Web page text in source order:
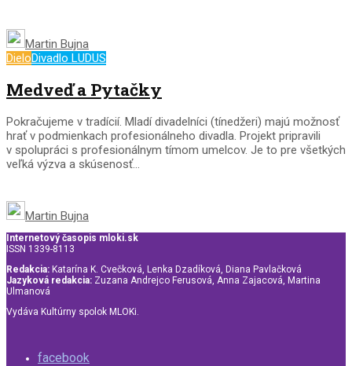
Martin Bujna
DieloDivadlo LUDUS
Medveď a Pytačky
Pokračujeme v tradícií. Mladí divadelníci (tínedžeri) majú možnosť
hrať v podmienkach profesionálneho divadla. Projekt pripravili
v spolupráci s profesionálnym tímom umelcov. Je to pre všetkých
veľká výzva a skúsenosť...
Martin Bujna
Internetový časopis mloki.sk
ISSN 1339-8113
Redakcia: Katarína K. Cvečková, Lenka Dzadíková, Diana Pavlačková
Jazyková redakcia: Zuzana Andrejco Ferusová, Anna Zajacová, Martina
Ulmanová
Vydáva Kultúrny spolok MLOKi.
facebook